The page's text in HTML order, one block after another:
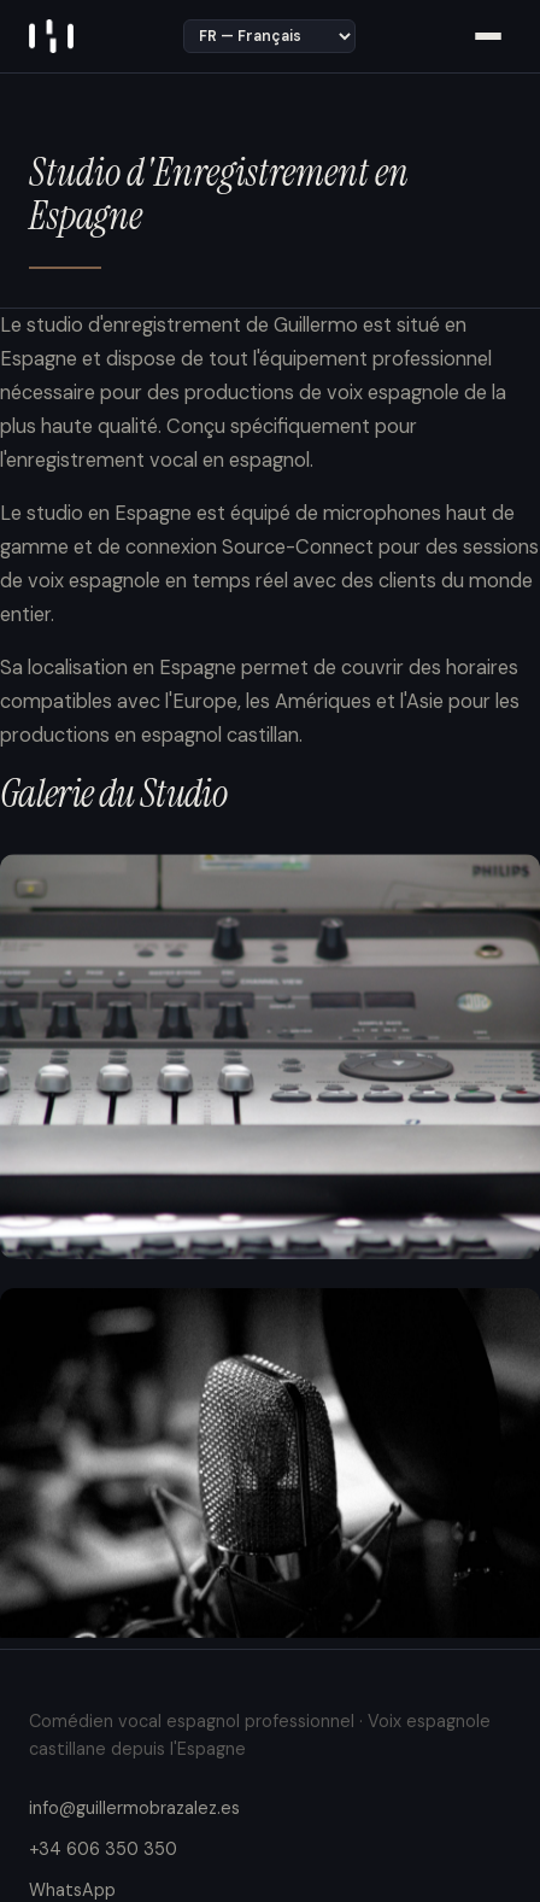
Skip to content
Studio d'Enregistrement en
Espagne
Le studio d'enregistrement de Guillermo est situé en
Espagne et dispose de tout l'équipement professionnel
nécessaire pour des productions de voix espagnole de la
plus haute qualité. Conçu spécifiquement pour
l'enregistrement vocal en espagnol.
Le studio en Espagne est équipé de microphones haut de
gamme et de connexion Source-Connect pour des sessions
de voix espagnole en temps réel avec des clients du monde
entier.
Sa localisation en Espagne permet de couvrir des horaires
compatibles avec l'Europe, les Amériques et l'Asie pour les
productions en espagnol castillan.
GalerieduStudio
Comédien vocal espagnol professionnel · Voix espagnole
castillane depuis l'Espagne
info@guillermobrazalez.es
+34 606 350 350
WhatsApp